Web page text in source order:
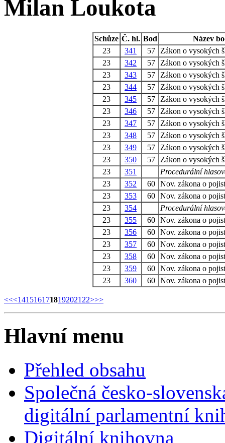
Milan Loukota
Schůze Č. hl. Bod
Název
23
341 57
Zákon o vysokých
23
342 57
Zákon o vysokých
23
343 57
Zákon o vysokých
23
344 57
Zákon o vysokých
23
345 57
Zákon o vysokých
23
346 57
Zákon o vysokých
23
347 57
Zákon o vysokých
23
348 57
Zákon o vysokých
23
349 57
Zákon o vysokých
23
350 57
Zákon o vysokých
23
351
Procedurální
23
352 60 Nov. zákona o
23
353 60 Nov. zákona o
23
354
Procedurální
23
355 60 Nov. zákona o
23
356 60 Nov. zákona o
23
357 60 Nov. zákona o
23
358 60 Nov. zákona o
23
359 60 Nov. zákona o
23
360 60 Nov. zákona o
<<<1415161718192021 22>>>
Hlavní menu
Přehled obsahu
Společná česko-
digitální parlamentní
Digitální knihovna